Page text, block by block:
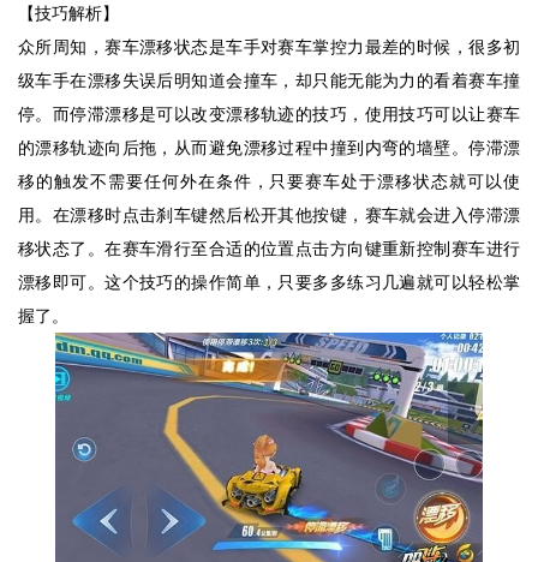
【技巧解析】
众所周知，赛车漂移状态是车手对赛车掌控力最差的时候，很多初
级车手在漂移失误后明知道会撞车，却只能无能为力的看着赛车撞
停。而停滞漂移是可以改变漂移轨迹的技巧，使用技巧可以让赛车
的漂移轨迹向后拖，从而避免漂移过程中撞到内弯的墙壁。停滞漂
移的触发不需要任何外在条件，只要赛车处于漂移状态就可以使
用。在漂移时点击刹车键然后松开其他按键，赛车就会进入停滞漂
移状态了。在赛车滑行至合适的位置点击方向键重新控制赛车进行
漂移即可。这个技巧的操作简单，只要多多练习几遍就可以轻松掌
握了。